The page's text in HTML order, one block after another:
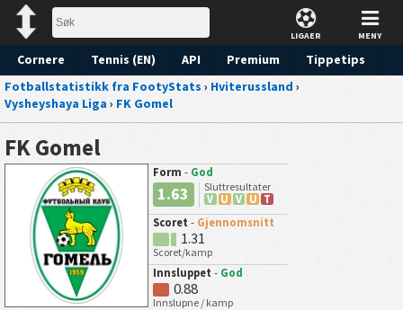
LIGAER MENY
Cornere Tennis (EN) API Premium
Tippetips
Fotballstatistikk fra FootyStats › Hviterussland ›
Vysheyshaya Liga › FK Gomel
FK Gomel
Form - God
1.63
Sluttresultater
V U V U T
Scoret - Gjennomsnitt
1.31
Scoret/kamp
Innsluppet - God
0.88
Innslupne / kamp